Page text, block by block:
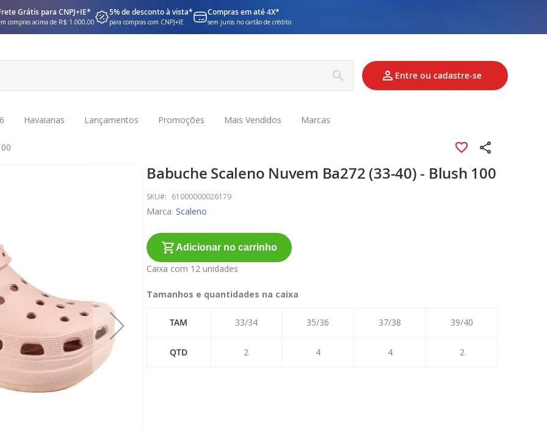
Grátis para CNPJ+IE*
compras acima de R$:1.000,00
5% de desconto à vista*
para compras com CNPJ+IE
Compras em até 4X*
sem juros no cartão de crédito
Entre ou cadastre-se
Havaianas Lançamentos Promoções Mais Vendidos Marcas
Babuche Scaleno Nuvem Ba272 (33-40) - Blush 100
SKU 61000000026179
Marca: Scaleno
Adicionar no carrinho
Caixa com 12 unidades
Tamanhos e quantidades na caixa
TAM 33/34 35/36 37/38 39/40
QTD 2 4 4 2